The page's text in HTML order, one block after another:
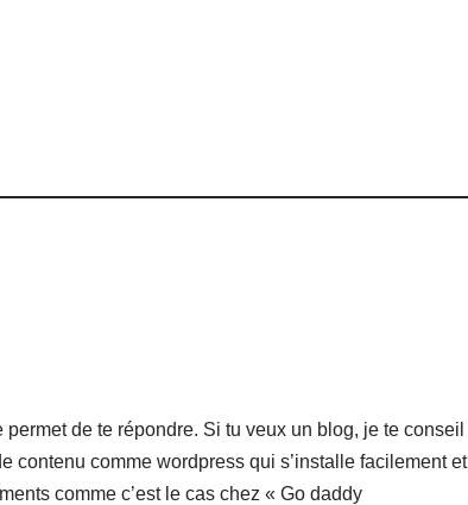
de te répondre. Si tu veux un blog, je te conseil
contenu comme wordpress qui s’installe facilement et
comme c’est le cas chez « Go daddy